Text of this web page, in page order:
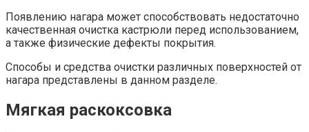
Появлению нагара может способствовать недостаточно
качественная очистка кастрюли перед использованием,
а также физические дефекты покрытия.
Способы и средства очистки различных поверхностей от
нагара представлены в данном разделе.
Мягкая раскоксовка